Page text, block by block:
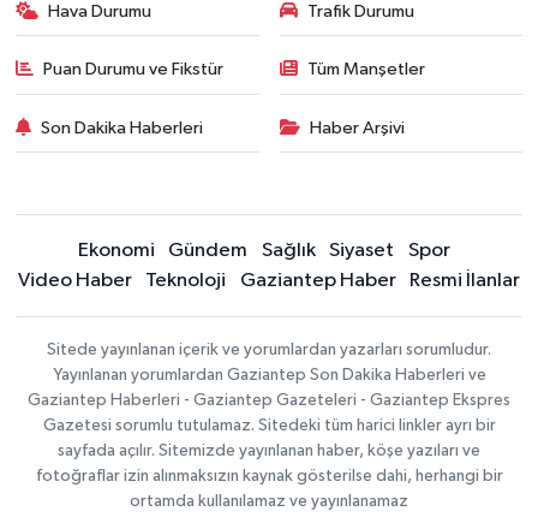
Hava Durumu Trafik Durumu
Puan Durumu ve Fikstür Tüm Manşetler
Son Dakika Haberleri Haber Arşivi
Ekonomi Gündem Sağlık Siyaset
Spor
Video Haber
Teknoloji Gaziantep Haber Resmi İlanlar
Sitede yayınlanan içerik ve yorumlardan yazarları sorumludur.
Yayınlanan yorumlardan Gaziantep Son Dakika Haberleri ve
Gaziantep Haberleri - Gaziantep Gazeteleri - Gaziantep Ekspres
Gazetesi sorumlu tutulamaz. Sitedeki tüm harici linkler ayrı bir
sayfada açılır. Sitemizde yayınlanan haber, köşe yazıları ve
fotoğraflar izin alınmaksızın kaynak gösterilse dahi, herhangi bir
ortamda kullanılamaz ve yayınlanamaz